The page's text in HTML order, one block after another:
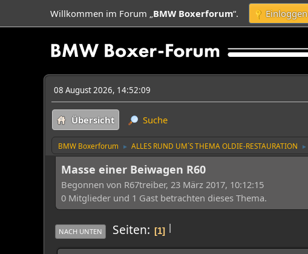
Willkommen im Forum „BMW Boxerforum“. Einloggen
08 August 2026, 14:52:09
Übersicht Suche
BMW Boxerforum ► ALLES RUND UM´S THEMA OLDIE-RESTAURATION ►
Masse einer Beiwagen R60
Begonnen von R67treiber, 23 März 2017, 10:12:15
0 Mitglieder und 1 Gast betrachten dieses Thema.
|
NACH UNTEN Seiten 1